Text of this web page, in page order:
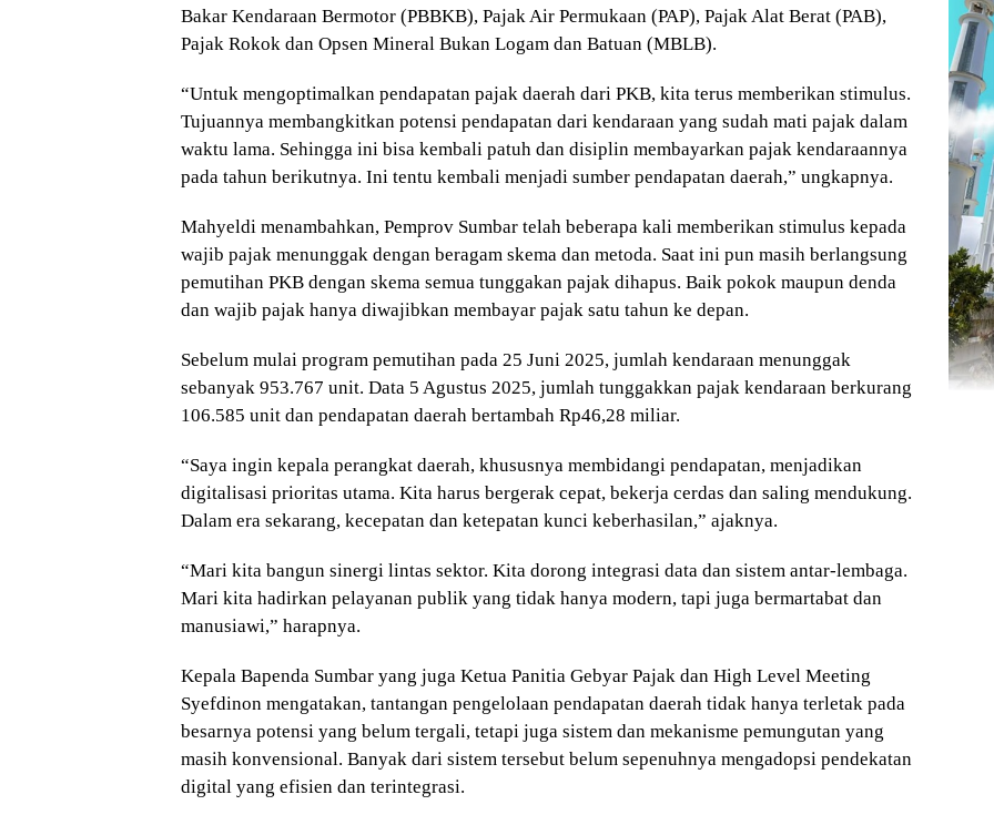
Bakar Kendaraan Bermotor (PBBKB), Pajak Air Permukaan (PAP), Pajak Alat Berat (PAB),
Pajak Rokok dan Opsen Mineral Bukan Logam dan Batuan (MBLB).
“Untuk mengoptimalkan pendapatan pajak daerah dari PKB, kita terus memberikan stimulus.
Tujuannya membangkitkan potensi pendapatan dari kendaraan yang sudah mati pajak dalam
waktu lama. Sehingga ini bisa kembali patuh dan disiplin membayarkan pajak kendaraannya
pada tahun berikutnya. Ini tentu kembali menjadi sumber pendapatan daerah,” ungkapnya.
Mahyeldi menambahkan, Pemprov Sumbar telah beberapa kali memberikan stimulus kepada
wajib pajak menunggak dengan beragam skema dan metoda. Saat ini pun masih berlangsung
pemutihan PKB dengan skema semua tunggakan pajak dihapus. Baik pokok maupun denda
dan wajib pajak hanya diwajibkan membayar pajak satu tahun ke depan.
Sebelum mulai program pemutihan pada 25 Juni 2025, jumlah kendaraan menunggak
sebanyak 953.767 unit. Data 5 Agustus 2025, jumlah tunggakkan pajak kendaraan berkurang
106.585 unit dan pendapatan daerah bertambah Rp46,28 miliar.
“Saya ingin kepala perangkat daerah, khususnya membidangi pendapatan, menjadikan
digitalisasi prioritas utama. Kita harus bergerak cepat, bekerja cerdas dan saling mendukung.
Dalam era sekarang, kecepatan dan ketepatan kunci keberhasilan,” ajaknya.
“Mari kita bangun sinergi lintas sektor. Kita dorong integrasi data dan sistem antar-lembaga.
Mari kita hadirkan pelayanan publik yang tidak hanya modern, tapi juga bermartabat dan
manusiawi,” harapnya.
Kepala Bapenda Sumbar yang juga Ketua Panitia Gebyar Pajak dan High Level Meeting
Syefdinon mengatakan, tantangan pengelolaan pendapatan daerah tidak hanya terletak pada
besarnya potensi yang belum tergali, tetapi juga sistem dan mekanisme pemungutan yang
masih konvensional. Banyak dari sistem tersebut belum sepenuhnya mengadopsi pendekatan
digital yang efisien dan terintegrasi.